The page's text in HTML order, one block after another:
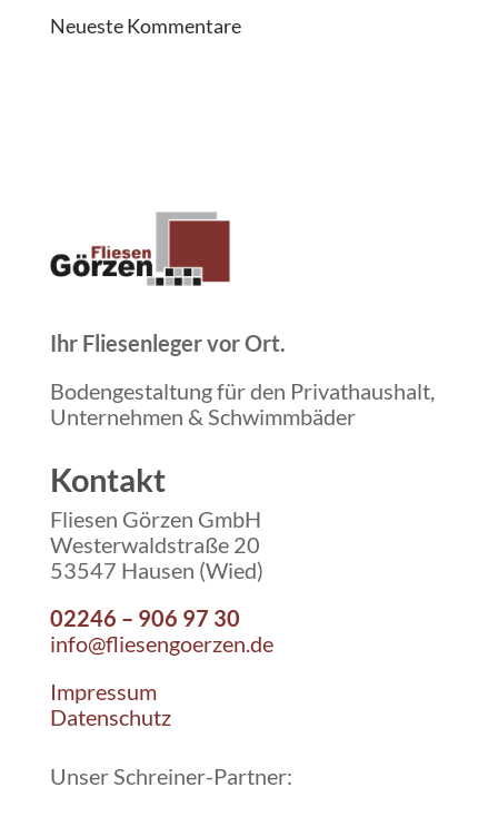
Neueste Kommentare
Ihr Fliesenleger vor Ort.
Bodengestaltung für den Privathaushalt,
Unternehmen & Schwimmbäder
Kontakt
Fliesen Görzen GmbH
Westerwaldstraße 20
53547 Hausen (Wied)
02246 – 906 97 30
info@fliesengoerzen.de
Impressum
Datenschutz
Unser Schreiner-Partner: